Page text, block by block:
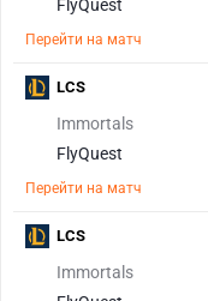
FlyQuest
Перейти на матч
Immortals
FlyQuest
Перейти на матч
LCS
Immortals
LCS